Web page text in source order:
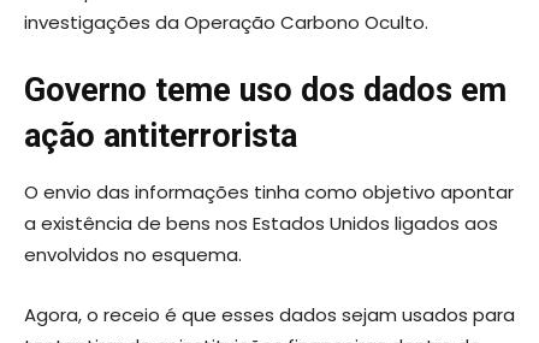
investigações da Operação Carbono Oculto.
Governo teme uso dos dados em
ação antiterrorista
O envio das informações tinha como objetivo apontar
a existência de bens nos Estados Unidos ligados aos
envolvidos no esquema.
Agora, o receio é que esses dados sejam usados para